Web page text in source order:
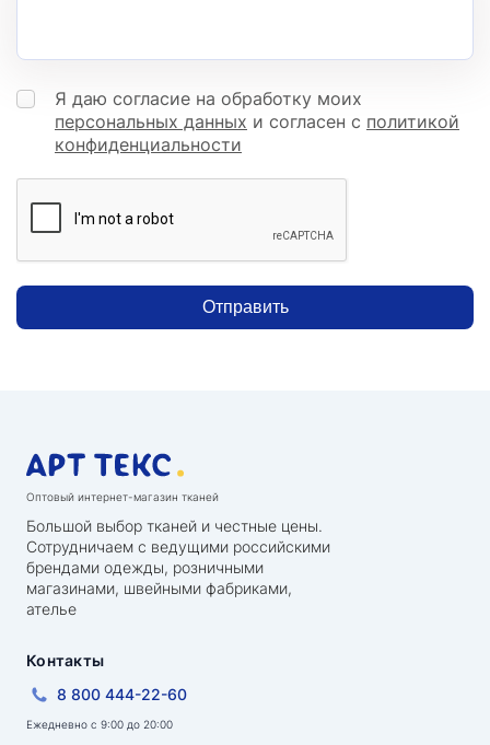
Я даю согласие на обработку моих
персональных данных и согласен с политикой
конфиденциальности
Отправить
Оптовый интернет-магазин тканей
Большой выбор тканей и честные цены.
Сотрудничаем с ведущими российскими
брендами одежды, розничными
магазинами, швейными фабриками,
ателье
Контакты
8 800 444-22-60
Ежедневно с 9:00 до 20:00